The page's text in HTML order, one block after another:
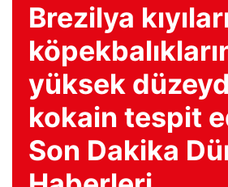
Brezilya
yüksek
kokain tespit
Son Dakika